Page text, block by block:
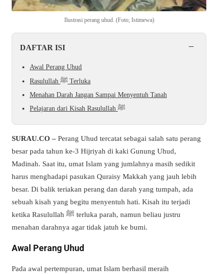
Ilustrasi perang uhud. (Foto; Istimewa)
DAFTAR ISI −
Awal Perang Uhud
Rasulullah ﷺ Terluka
Menahan Darah Jangan Sampai Menyentuh Tanah
Pelajaran dari Kisah Rasulullah ﷺ
SURAU.CO – Perang Uhud tercatat sebagai salah satu perang
besar pada tahun ke-3 Hijriyah di kaki Gunung Uhud,
Madinah. Saat itu, umat Islam yang jumlahnya masih sedikit
harus menghadapi pasukan Quraisy Makkah yang jauh lebih
besar. Di balik teriakan perang dan darah yang tumpah, ada
sebuah kisah yang begitu menyentuh hati. Kisah itu terjadi
ketika Rasulullah ﷺ terluka parah, namun beliau justru
menahan darahnya agar tidak jatuh ke bumi.
Awal Perang Uhud
Pada awal pertempuran, umat Islam berhasil meraih